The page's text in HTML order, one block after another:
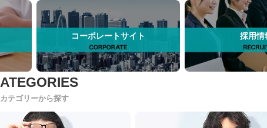
コーポレートサイト 採用情
カテゴリーから探す